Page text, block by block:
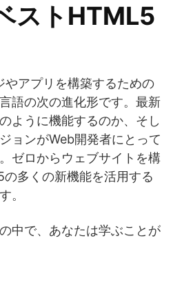
ストHTML5
アプリを構築するための
語の次の進化形です。最新
ように機能するのか、そし
ョンがWeb開発者にとって
ゼロからウェブサイトを構
多くの新機能を活用する
。
中で、あなたは学ぶことが